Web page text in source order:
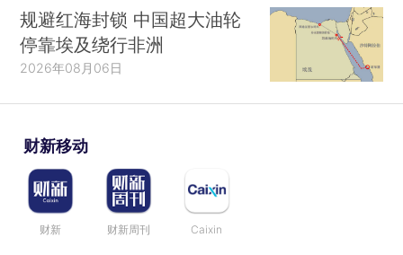
规避红海封锁 中国超大油轮
停靠埃及绕行非洲
2026年08月06日
财新移动
财新 财新周刊 Caixin